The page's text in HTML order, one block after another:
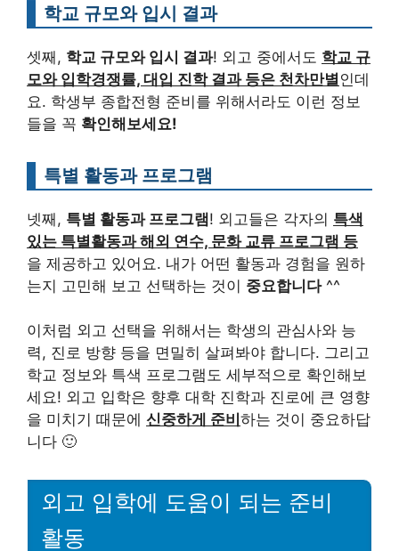
학교 규모와 입시 결과
셋째, 학교 규모와 입시 결과! 외고 중에서도 학교 규
모와 입학경쟁률, 대입 진학 결과 등은 천차만별 인데
요. 학생부 종합전형 준비를 위해서라도 이런 정보
들을 꼭 확인해보세요!
특별 활동과 프로그램
넷째, 특별 활동과 프로그램! 외고들은 각자의 특색
있는 특별활동과 해외 연수, 문화 교류 프로그램 등
을 제공하고 있어요. 내가 어떤 활동과 경험을 원하
는지 고민해 보고 선택하는 것이 중요합니다^^
이처럼 외고 선택을 위해서는 학생의 관심사와 능
력, 진로 방향 등을 면밀히 살펴봐야 합니다. 그리고
학교 정보와 특색 프로그램도 세부적으로 확인해보
세요! 외고 입학은 향후 대학 진학과 진로에 큰 영향
을 미치기 때문에 신중하게 준비 하는 것이 중요하답
니다 🙂
외고 입학에 도움이 되는 준비
활동